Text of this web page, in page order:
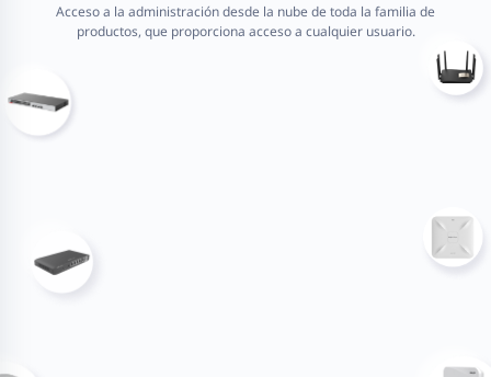
Problem solving
Feedback
Acceso a la administración desde la nube de toda la familia de
productos, que proporciona acceso a cualquier usuario.